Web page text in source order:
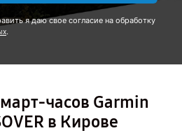
я даю свое согласие на обработку
.
часов Garmin
в Кирове